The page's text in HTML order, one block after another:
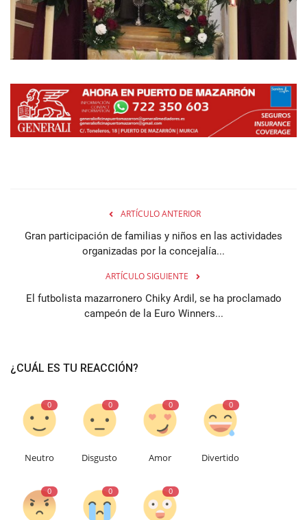
ARTÍCULO ANTERIOR
Gran participación de familias y niños en las actividades
organizadas por la concejalía...
ARTÍCULO SIGUIENTE
El futbolista mazarronero Chiky Ardil, se ha proclamado
campeón de la Euro Winners...
¿CUÁL ES TU REACCIÓN?
0
Neutro
0
Disgusto
0
Amor
0
Divertido
0 0 0